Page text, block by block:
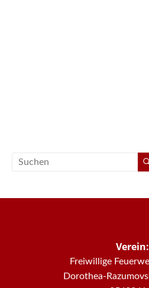
Verein:
Freiwillige
Dorothea-